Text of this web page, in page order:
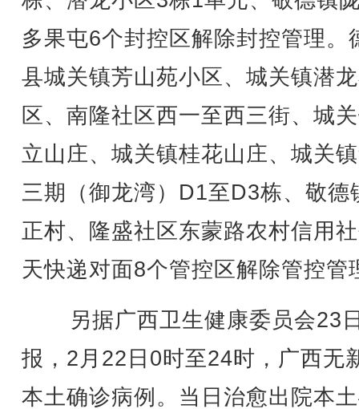
多果屯6个封控区解除封控管理。
县城关镇芳山苑小区、城关镇潜
区、南隆社区西一至西三街、城
立山庄、城关镇桂花山庄、城关
三期（御龙湾）D1至D3栋、敬德
正村、隆盛社区东蒙路农村信用
天快递对面8个管控区解除管控管
另据广西卫生健康委员会23
报，2月22日0时至24时，广西无
本土确诊病例。当日治愈出院本